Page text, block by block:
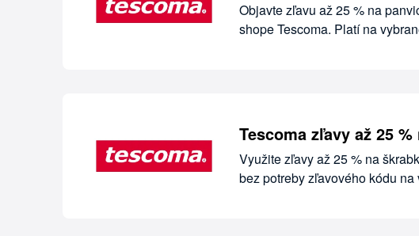
Objavte zľavu až 25 % na
shope Tescoma. Platí na
Tescoma zľavy až 25
Využite zľavy až 25 % na
bez potreby zľavového kódu na